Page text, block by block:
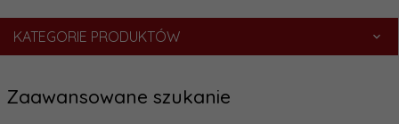
KATEGORIE PRODUKTÓW
Zaawansowane szukanie